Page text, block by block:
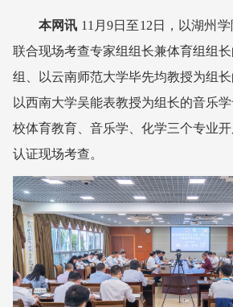
本网讯 11月9日至12日，以湖州
联合现场考查专家组组长兼体育组组
组、以云南师范大学毕先均教授为组长
以西南大学吴能表教授为组长的音乐
校体育教育、音乐学、化学三个专业
认证现场考查。